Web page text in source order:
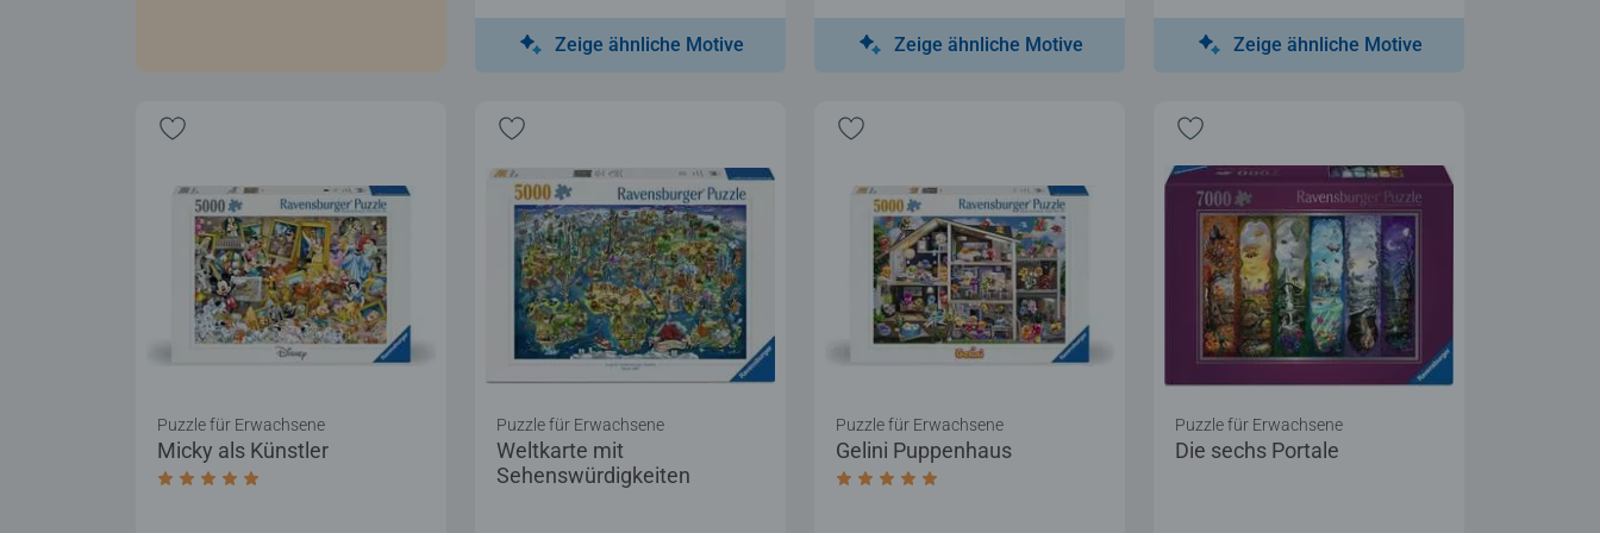
Zeige ähnliche Motive Zeige ähnliche Motive Zeige ähnliche Motive
Micky als Künstler
Durchschnittliche Bewertung 5,0 von 5 Sternen.
Puzzle für Erwachsene
Weltkarte mit
Sehenswürdigkeiten
Puzzle für Erwachsene
Gelini Puppenhaus
Durchschnittliche Bewertung 5,0 von 5 Sternen.
Puzzle für Erwachsene
Die sechs Portale
Puzzle für Erwachsene